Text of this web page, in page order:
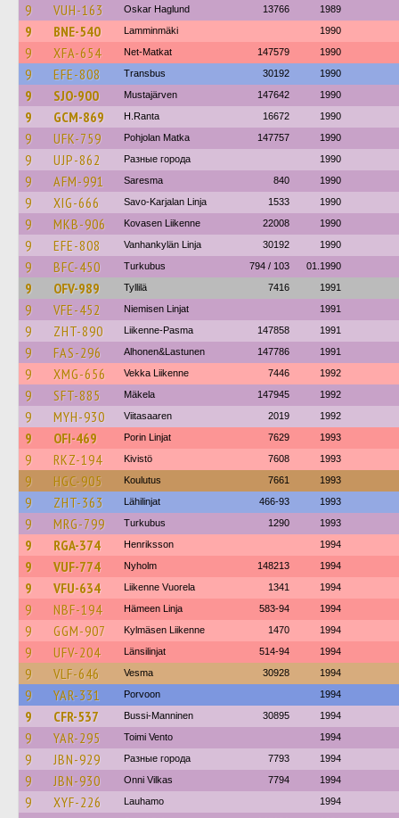
9 VUH-163 Oskar Haglund 13766 1989
9 BNE-540 Lamminmäki 1990
9 XFA-654 Net-Matkat 147579 1990
9 EFE-808 Transbus 30192 1990
9 SJO-900 Mustajärven 147642 1990
9 GCM-869 H.Ranta 16672 1990
9 UFK-759 Pohjolan Matka 147757 1990
9 UJP-862 Разные города 1990
9 AFM-991 Saresma 840 1990
9 XIG-666 Savo-Karjalan Linja 1533 1990
9 MKB-906 Kovasen Liikenne 22008 1990
9 EFE-808 Vanhankylän Linja 30192 1990
9 BFC-450 Turkubus 794 / 103 01.1990
9 OFV-989 Tyllilä 7416 1991
9 VFE-452 Niemisen Linjat 1991
9 ZHT-890 Liikenne-Pasma 147858 1991
9 FAS-296 Alhonen&Lastunen 147786 1991
9 XMG-656 Vekka Liikenne 7446 1992
9 SFT-885 Mäkela 147945 1992
9 MYH-930 Viitasaaren 2019 1992
9 OFI-469 Porin Linjat 7629 1993
9 RKZ-194 Kivistö 7608 1993
9 HGC-905 Koulutus 7661 1993
9 ZHT-363 Lähilinjat 466-93 1993
9 MRG-799 Turkubus 1290 1993
9 RGA-374 Henriksson 1994
9 VUF-774 Nyholm 148213 1994
9 VFU-634 Liikenne Vuorela 1341 1994
9 NBF-194 Hämeen Linja 583-94 1994
9 GGM-907 Kylmäsen Liikenne 1470 1994
9 UFV-204 Länsilinjat 514-94 1994
9 VLF-646 Vesma 30928 1994
9 YAR-331 Porvoon 1994
9 CFR-537 Bussi-Manninen 30895 1994
9 YAR-295 Toimi Vento 1994
9 JBN-929 Разные города 7793 1994
9 JBN-930 Onni Vilkas 7794 1994
9 XYF-226 Lauhamo 1994